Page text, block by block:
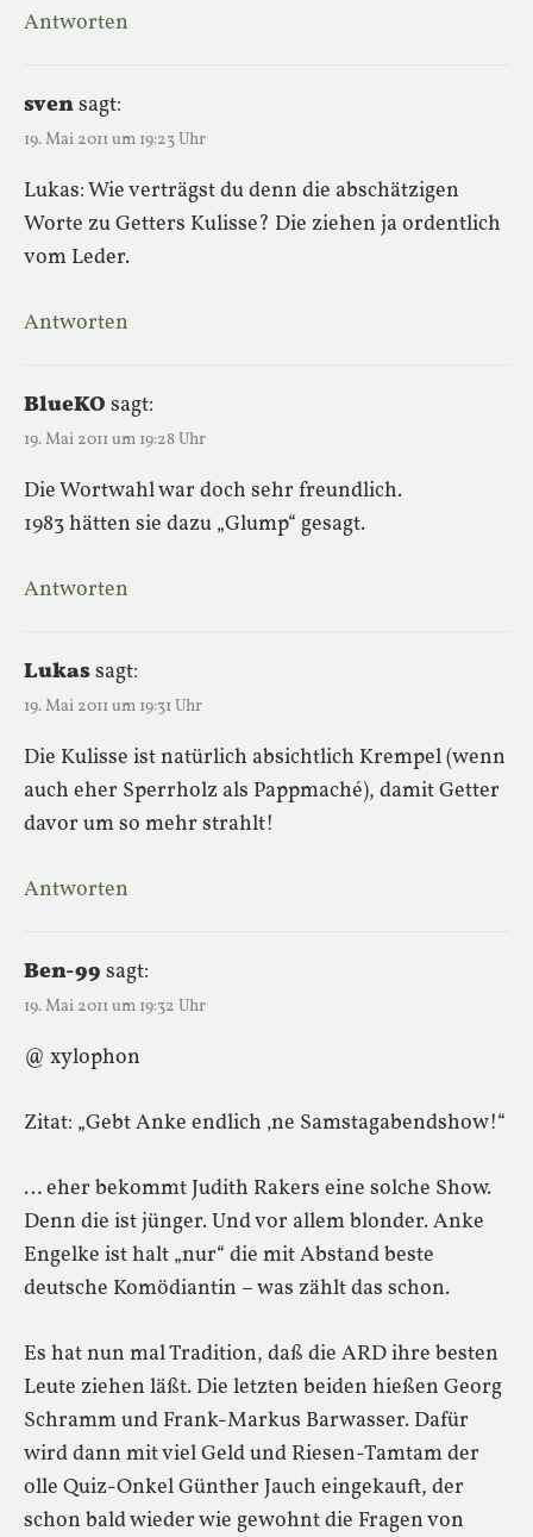
Antworten
svensagt:
19. Mai 2011 um 19:23 Uhr
Lukas: Wie verträgst du denn die abschätzigen
Worte zu Getters Kulisse? Die ziehen ja ordentlich
vom Leder.
Antworten
BlueKO sagt:
19. Mai 2011 um 19:28 Uhr
Die Wortwahl war doch sehr freundlich.
1983 hätten sie dazu „Glump“ gesagt.
Antworten
Lukassagt:
19. Mai 2011 um 19:31 Uhr
Die Kulisse ist natürlich absichtlich Krempel (wenn
auch eher Sperrholz als Pappmaché), damit Getter
davor um so mehr strahlt!
Antworten
Ben-99 sagt:
19. Mai 2011 um 19:32 Uhr
@ xylophon
Zitat: „Gebt Anke endlich ‚ne Samstagabendshow!“
… eher bekommt Judith Rakers eine solche Show.
Denn die ist jünger. Und vor allem blonder. Anke
Engelke ist halt „nur“ die mit Abstand beste
deutsche Komödiantin – was zählt das schon.
Es hat nun mal Tradition, daß die ARD ihre besten
Leute ziehen läßt. Die letzten beiden hießen Georg
Schramm und Frank-Markus Barwasser. Dafür
wird dann mit viel Geld und Riesen-Tamtam der
olle Quiz-Onkel Günther Jauch eingekauft, der
schon bald wieder wie gewohnt die Fragen von